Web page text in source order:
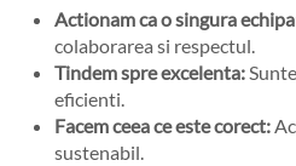
Actionam ca o singura
colaborarea si respectul.
Tindem spre excelenta:
eficienti.
Facem ceea ce este corect:
sustenabil.